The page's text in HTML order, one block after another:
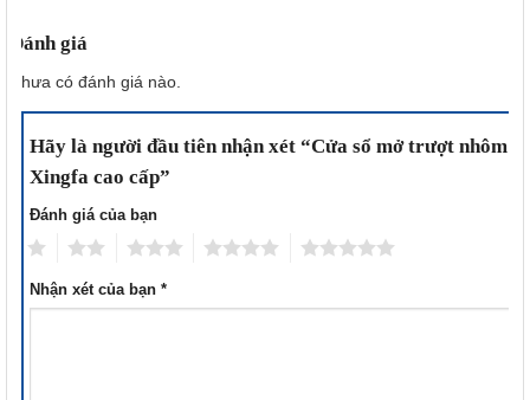
Đánh giá
Chưa có đánh giá nào.
Hãy là người đầu tiên nhận xét “Cửa sổ mở trượt nhôm
Xingfa cao cấp”
Đánh giá của bạn
Nhận xét của bạn *